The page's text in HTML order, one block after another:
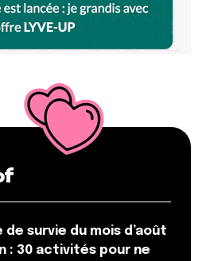
de survie du mois d’août
: 30 activités pour ne